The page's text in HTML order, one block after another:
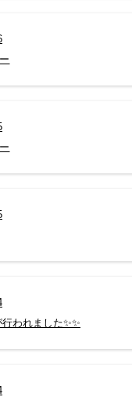
われました✨✨